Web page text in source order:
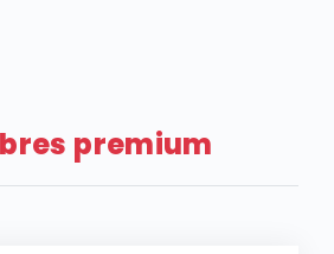
cette hausse du CAC 40 peut-
premium